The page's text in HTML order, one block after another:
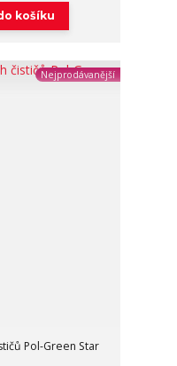
košíku
Nejprodávanější
Pol-Green Star